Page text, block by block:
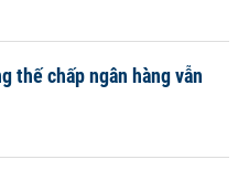
thế chấp ngân hàng vẫn